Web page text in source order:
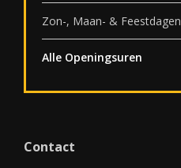
Zon-, Maan- & Feestdagen
Alle Openingsuren
Contact